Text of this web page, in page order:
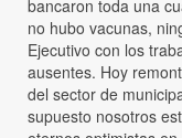
bancaron toda una
no hubo vacunas,
Ejecutivo con los
ausentes. Hoy
del sector de
supuesto nosotros